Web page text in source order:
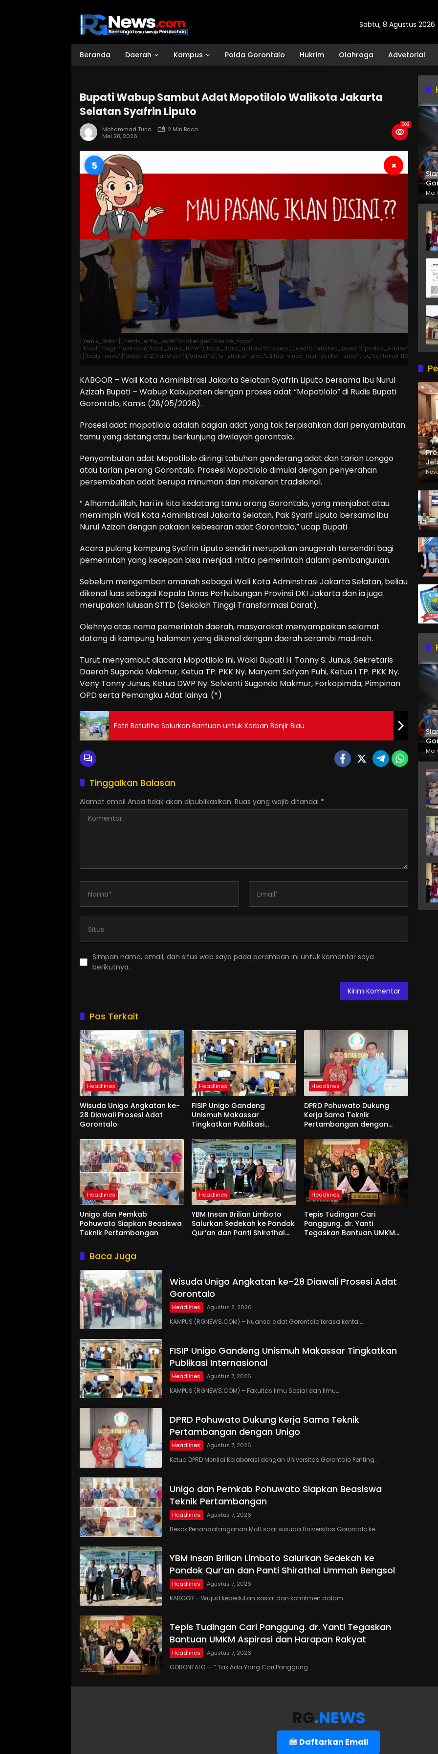
Sabtu, 8 Agustus 2026
Beranda Daerah Kampus Polda Gorontalo Hukrim Olahraga Advetorial
Bupati Wabup Sambut Adat Mopotilolo Walikota Jakarta
Selatan Syafrin Liputo
Mohammad Tuna
2 Min Baca
Mei 28, 2026
602
4 ×
{"remix_data":[],"remix_entry_point":"challenges","source_tags":
KABGOR – Wali Kota Administrasi Jakarta Selatan Syafrin Liputo bersama Ibu Nurul
Azizah Bupati – Wabup Kabupaten dengan proses adat “Mopotilolo” di Rudis Bupati
Gorontalo, Kamis (28/05/2026).
Prosesi adat mopotilolo adalah bagian adat yang tak terpisahkan dari penyambutan
tamu yang datang atau berkunjung diwilayah gorontalo.
Penyambutan adat Mopotilolo diiringi tabuhan genderang adat dan tarian Longgo
atau tarian perang Gorontalo. Prosesi Mopotilolo dimulai dengan penyerahan
persembahan adat berupa minuman dan makanan tradisional.
” Alhamdulillah, hari ini kita kedatang tamu orang Gorontalo, yang menjabat atau
memimpin Wali Kota Administrasi Jakarta Selatan, Pak Syarif Liputo bersama ibu
Nurul Azizah dengan pakaian kebesaran adat Gorontalo,” ucap Bupati
Acara pulang kampung Syafrin Liputo sendiri merupakan anugerah tersendiri bagi
pemerintah yang kedepan bisa menjadi mitra pemerintah dalam pembangunan.
Sebelum mengemban amanah sebagai Wali Kota Adminstrasi Jakarta Selatan, beliau
dikenal luas sebagai Kepala Dinas Perhubungan Provinsi DKI Jakarta dan ia juga
merupakan lulusan STTD (Sekolah Tinggi Transformasi Darat).
Olehnya atas nama pemerintah daerah, masyarakat menyampaikan selamat
datang di kampung halaman yang dikenal dengan daerah serambi madinah.
Turut menyambut diacara Mopotilolo ini, Wakil Bupati H. Tonny S. Junus, Sekretaris
Daerah Sugondo Makmur, Ketua TP. PKK Ny. Maryam Sofyan Puhi, Ketua I TP. PKK Ny.
Veny Tonny Junus, Ketua DWP Ny. Selvianti Sugondo Makmur, Forkopimda, Pimpinan
OPD serta Pemangku Adat lainya. (*)
Fatri Botutihe Salurkan Bantuan untuk Korban Banjir Biau
Tinggalkan Balasan
Alamat email Anda tidak akan dipublikasikan. Ruas yang wajib ditandai *
Simpan nama, email, dan situs web saya pada peramban ini untuk komentar saya
berikutnya.
Pos Terkait
Headlines
Wisuda Unigo Angkatan ke-
28 Diawali Prosesi Adat
Gorontalo
Headlines
FISIP Unigo Gandeng
Unismuh Makassar
Tingkatkan Publikasi
Headlines
DPRD Pohuwato Dukung
Kerja Sama Teknik
Pertambangan dengan
Headlines
Unigo dan Pemkab
Pohuwato Siapkan Beasiswa
Teknik Pertambangan
Headlines
YBM Insan Brilian Limboto
Salurkan Sedekah ke Pondok
Qur’an dan Panti Shirathal
Headlines
Tepis Tudingan Cari
Panggung. dr. Yanti
Tegaskan Bantuan UMKM
Baca Juga
Wisuda Unigo Angkatan ke-28 Diawali Prosesi Adat
Gorontalo
Headlines Agustus 8, 2026
KAMPUS (RGNEWS.COM) – Nuansa adat Gorontalo terasa kental…
FISIP Unigo Gandeng Unismuh Makassar Tingkatkan
Publikasi Internasional
Headlines Agustus 7, 2026
KAMPUS (RGNEWS.COM) – Fakultas Ilmu Sosial dan Ilmu…
DPRD Pohuwato Dukung Kerja Sama Teknik
Pertambangan dengan Unigo
Headlines Agustus 7, 2026
Ketua DPRD Menilai Kolaborasi dengan Universitas Gorontalo Penting…
Unigo dan Pemkab Pohuwato Siapkan Beasiswa
Teknik Pertambangan
Headlines Agustus 7, 2026
Besok Penandatanganan MoU saat wisuda Universitas Gorontalo ke-…
YBM Insan Brilian Limboto Salurkan Sedekah ke
Pondok Qur’an dan Panti Shirathal Ummah Bengsol
Headlines Agustus 7, 2026
KABGOR – Wujud kepedulian sosial dan komitmen dalam…
Tepis Tudingan Cari Panggung. dr. Yanti Tegaskan
Bantuan UMKM Aspirasi dan Harapan Rakyat
Headlines Agustus 7, 2026
GORONTALO — ” Tak Ada Yang Cari Panggung….
Mei
Mei
RG.NEWS
Daftarkan Email